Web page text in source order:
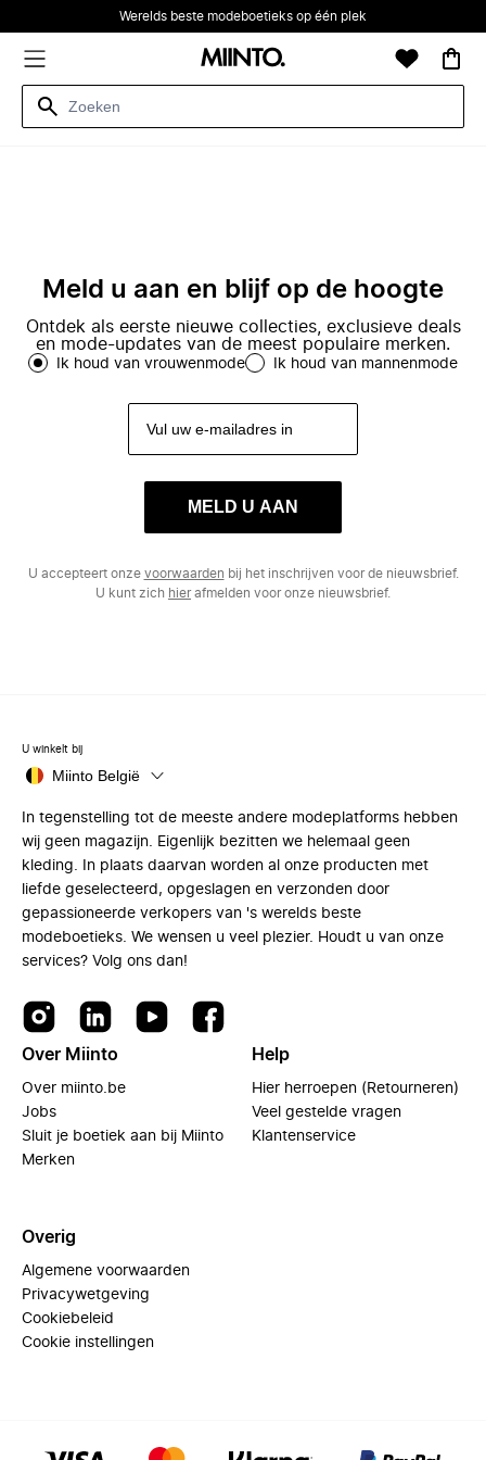
Werelds beste modeboetieks op één plek
Meld u aan en blijf op de hoogte
Ontdek als eerste nieuwe collecties, exclusieve deals
en mode-updates van de meest populaire merken.
Ik houd van vrouwenmode Ik houd van mannenmode
MELD U AAN
U accepteert onze voorwaarden bij het inschrijven voor de nieuwsbrief.
U kunt zich hierafmelden voor onze nieuwsbrief.
U winkelt bij
Miinto België
In tegenstelling tot de meeste andere modeplatforms hebben
wij geen magazijn. Eigenlijk bezitten we helemaal geen
kleding. In plaats daarvan worden al onze producten met
liefde geselecteerd, opgeslagen en verzonden door
gepassioneerde verkopers van 's werelds beste
modeboetieks. We wensen u veel plezier. Houdt u van onze
services? Volg ons dan!
Over Miinto
Over miinto.be
Jobs
Sluit je boetiek aan bij Miinto
Merken
Help
Hier herroepen (Retourneren)
Veel gestelde vragen
Klantenservice
Overig
Algemene voorwaarden
Privacywetgeving
Cookiebeleid
Cookie instellingen